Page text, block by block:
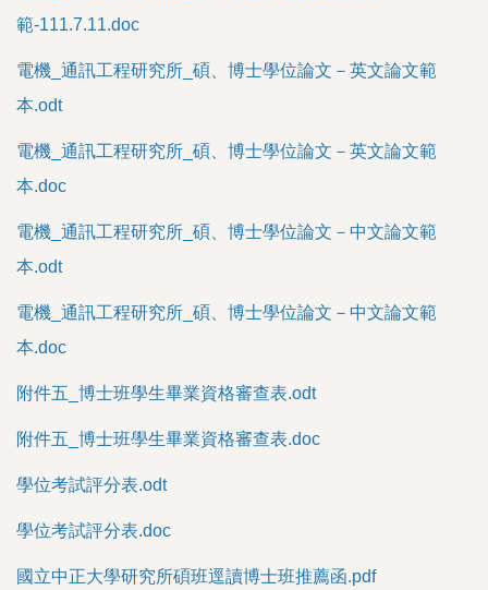
教師專用
其他表單
範-111.7.11.doc
電機_通訊工程研究所_碩、博士學位論文－英文論文範
本.odt
電機_通訊工程研究所_碩、博士學位論文－英文論文範
本.doc
電機_通訊工程研究所_碩、博士學位論文－中文論文範
本.odt
電機_通訊工程研究所_碩、博士學位論文－中文論文範
本.doc
附件五_博士班學生畢業資格審查表.odt
附件五_博士班學生畢業資格審查表.doc
學位考試評分表.odt
學位考試評分表.doc
國立中正大學研究所碩班逕讀博士班推薦函.pdf